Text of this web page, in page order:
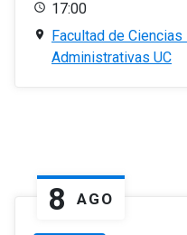
17:00
Facultad de
Administrativas UC
8 AGO